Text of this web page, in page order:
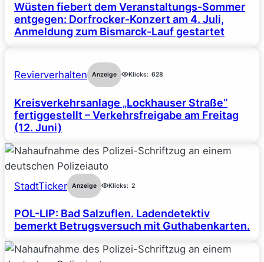
Wüsten fiebert dem Veranstaltungs-Sommer
entgegen: Dorfrocker-Konzert am 4. Juli,
Anmeldung zum Bismarck-Lauf gestartet
Revierverhalten Anzeige Klicks: 628
Kreisverkehrsanlage „Lockhauser Straße“
fertiggestellt – Verkehrsfreigabe am Freitag
(12. Juni)
StadtTicker Anzeige Klicks: 2
POL-LIP: Bad Salzuflen. Ladendetektiv
bemerkt Betrugsversuch mit Guthabenkarten.